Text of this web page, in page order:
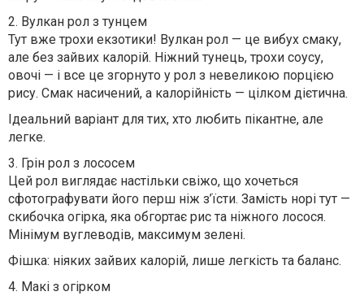
2. Вулкан рол з тунцем
Тут вже трохи екзотики! Вулкан рол — це вибух смаку,
але без зайвих калорій. Ніжний тунець, трохи соусу,
овочі — і все це згорнуто у рол з невеликою порцією
рису. Смак насичений, а калорійність — цілком дієтична.
Ідеальний варіант для тих, хто любить пікантне, але
легке.
3. Грін рол з лососем
Цей рол виглядає настільки свіжо, що хочеться
сфотографувати його перш ніж з’їсти. Замість норі тут —
скибочка огірка, яка обгортає рис та ніжного лосося.
Мінімум вуглеводів, максимум зелені.
Фішка: ніяких зайвих калорій, лише легкість та баланс.
4. Макі з огірком